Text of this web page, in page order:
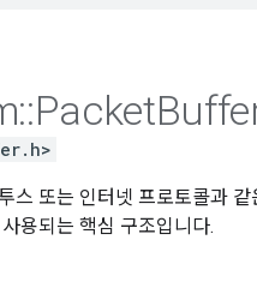
::Packet
스 또는 인터넷 프로토콜과
용되는 핵심 구조입니다.